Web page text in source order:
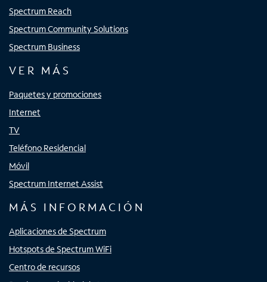
Spectrum Reach
Spectrum Community Solutions
Spectrum Business
VER MÁS
Paquetes y promociones
Internet
TV
Teléfono Residencial
Móvil
Spectrum Internet Assist
MÁS INFORMACIÓN
Aplicaciones de Spectrum
Hotspots de Spectrum WiFi
Centro de recursos